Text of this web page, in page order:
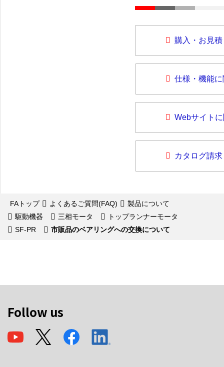
購入・お見
仕様・機能
Webサイト
カタログ請求
FAトップ よくあるご質問(FAQ)
製品について
駆動機器
三相モータ
トップランナーモータ
SF-PR
市販品のベアリングへの交換について
Follow us